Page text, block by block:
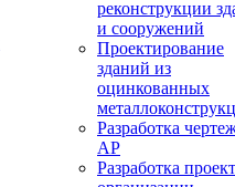
реконструкции
и сооружений
Проектирование
зданий из
оцинкованных
Разработка
АР
Разработка